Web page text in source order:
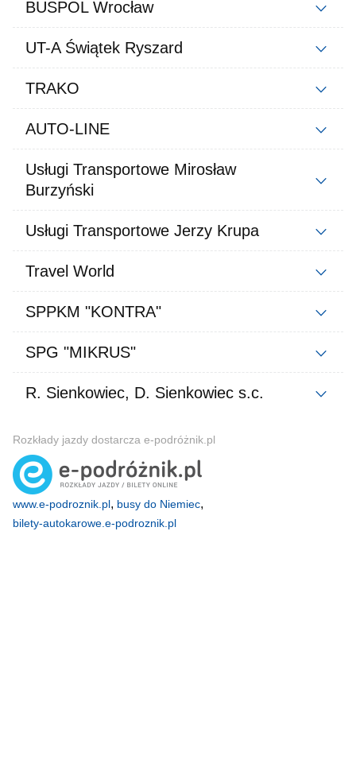
BUSPOL Wrocław
UT-A Świątek Ryszard
TRAKO
AUTO-LINE
Usługi Transportowe Mirosław
Burzyński
Usługi Transportowe Jerzy Krupa
Travel World
SPPKM "KONTRA"
SPG "MIKRUS"
R. Sienkowiec, D. Sienkowiec s.c.
Rozkłady jazdy dostarcza e-podróżnik.pl
www.e-podroznik.pl, busy do Niemiec,
bilety-autokarowe.e-podroznik.pl